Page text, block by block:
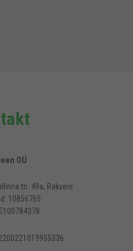
OÜ
tn. 49a, Rakvere
10856765